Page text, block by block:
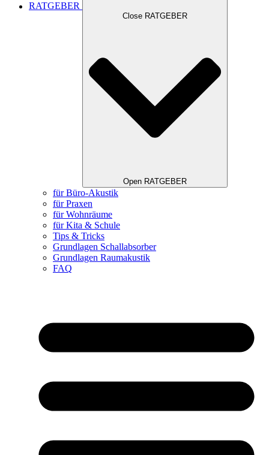
RATGEBER
Close RATGEBER
Open RATGEBER
für Büro-Akustik
für Praxen
für Wohnräume
für Kita & Schule
Tips & Tricks
Grundlagen Schallabsorber
Grundlagen Raumakustik
FAQ